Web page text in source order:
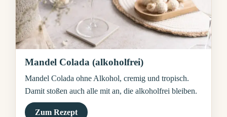
Mandel Colada (alkoholfrei)
Mandel Colada ohne Alkohol, cremig und tropisch.
Damit stoßen auch alle mit an, die alkoholfrei bleiben.
Zum Rezept